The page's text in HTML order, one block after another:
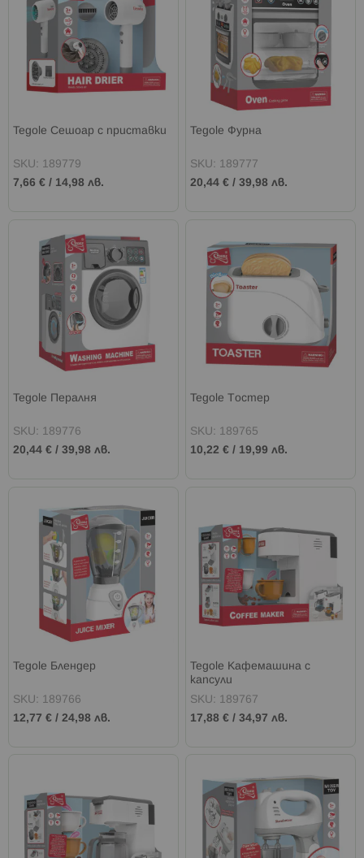
Tegole Сешоар с приставки
SKU: 189779
7,66 € / 14,98 лв.
Tegole Фурна
SKU: 189777
20,44 € /39,98 лв.
Tegole Пералня
SKU: 189776
20,44 € / 39,98 лв.
Tegole Тостер
SKU: 189765
10,22 € / 19,99 лв.
Tegole Блендер
SKU: 189766
12,77 € / 24,98 лв.
Tegole Кафемашина с
капсули
SKU: 189767
17,88 € /34,97 лв.